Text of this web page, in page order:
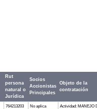
Rut
persona
natural o
Jurídica
Socios
Accionistas
Principales
Objeto de la
contratación
764213203 No aplica
Actividad: MANEJO